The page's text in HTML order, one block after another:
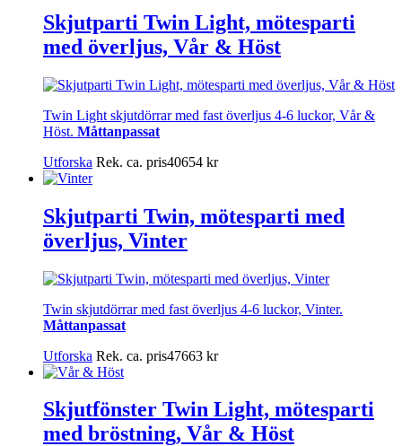
Skjutparti Twin Light, mötesparti
med överljus, Vår & Höst
Twin Light skjutdörrar med fast överljus 4-6 luckor, Vår &
Höst. Måttanpassat
Utforska Rek. ca. pris40654 kr
Skjutparti Twin, mötesparti med
överljus, Vinter
Twin skjutdörrar med fast överljus 4-6 luckor, Vinter.
Måttanpassat
Utforska Rek. ca. pris47663 kr
Skjutfönster Twin Light, mötesparti
med bröstning, Vår & Höst